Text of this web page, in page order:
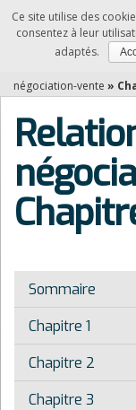
Accueil
négociation-vente »
Sommaire
Chapitre 1
Chapitre 2
Chapitre 3
Ce site utilise des
consentez à leur
adaptés.